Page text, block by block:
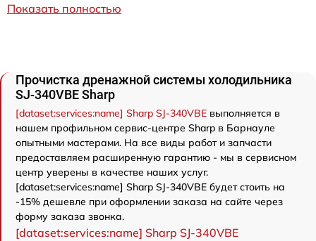
Показать полностью
Прочистка дренажной системы холодильника
SJ-340VBE Sharp
[dataset:services:name] Sharp SJ-340VBE выполняется в
нашем профильном сервис-центре Sharp в Барнауле
опытными мастерами. На все виды работ и запчасти
предоставляем расширенную гарантию - мы в сервисном
центр уверены в качестве наших услуг.
[dataset:services:name] Sharp SJ-340VBE будет стоить на
-15% дешевле при оформлении заказа на сайте через
форму заказа звонка.
[dataset:services:name] Sharp SJ-340VBE